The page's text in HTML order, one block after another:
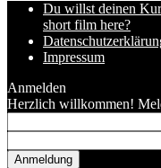
Du willst deinen
short film here?
Impressum
Anmelden
Herzlich willkommen!